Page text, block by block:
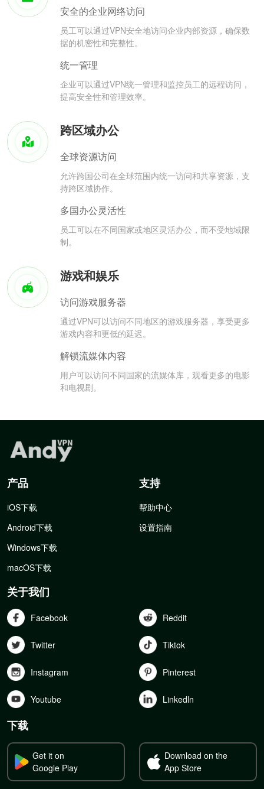
安全的企业网络访问
员工可以通过VPN安全地访问企业内部资源，确保数
据的机密性和完整性。
统一管理
企业可以通过VPN统一管理和监控员工的远程访问，
提高安全性和管理效率。
跨区域办公
全球资源访问
允许跨国公司在全球范围内统一访问和共享资源，支
持跨区域协作。
多国办公灵活性
员工可以在不同国家或地区灵活办公，而不受地域限
制。
游戏和娱乐
访问游戏服务器
通过VPN可以访问不同地区的游戏服务器，享受更多
游戏内容和更低的延迟。
解锁流媒体内容
用户可以访问不同国家的流媒体库，观看更多的电影
和电视剧。
产品
iOS下载
Android下载
Windows下载
macOS下载
支持
帮助中心
设置指南
关于我们
Facebook Reddit
Twitter Tiktok
Instagram Pinterest
Youtube Linkedln
下载
Get it on
Google Play
Download on the
App Store